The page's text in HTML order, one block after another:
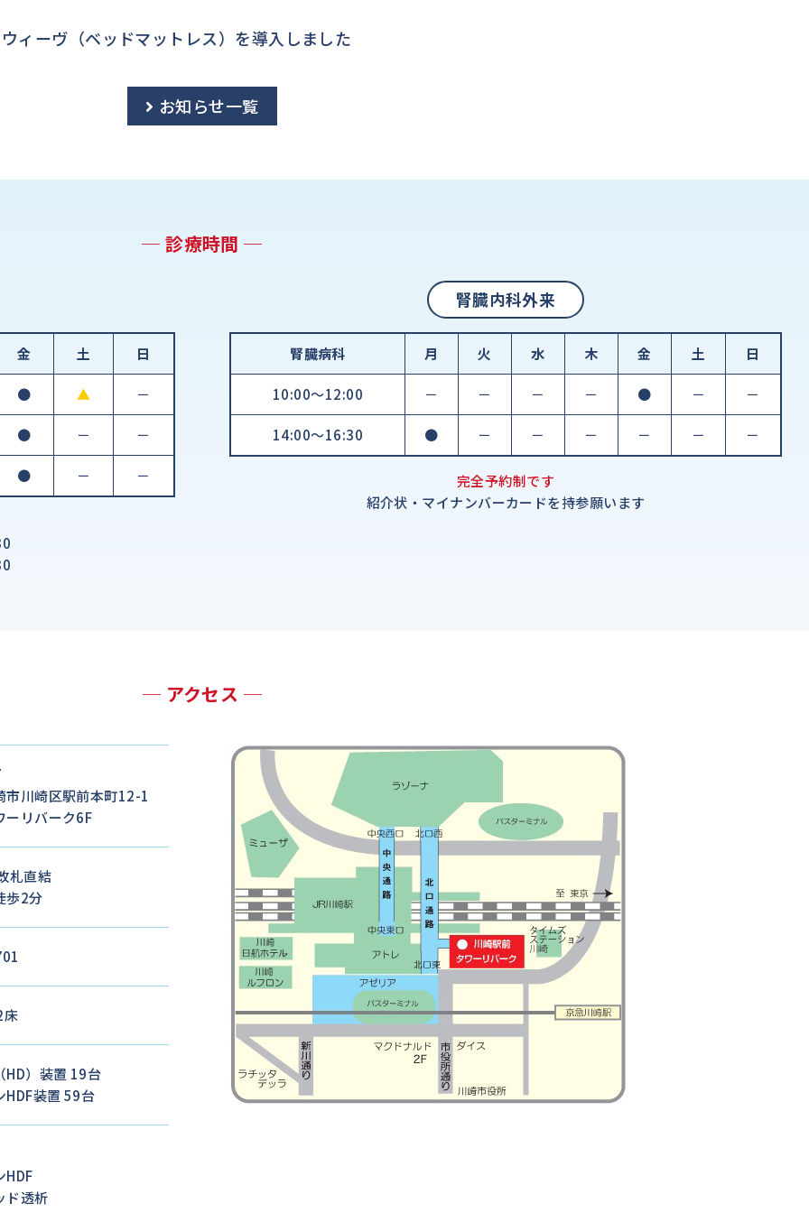
ィーヴ（ベッドマットレス）を導入しました
お知らせ一覧
─ 診療時間 ─
金 土 日
● ▲ －
● － －
● － －
腎臓内科外来
腎臓病科 月 火 水 木 金 土 日
10:00～12:00 － － － － ● － －
14:00～16:30 ● － － － － － －
完全予約制です
紹介状・マイナンバーカードを持参願います
─ アクセス ─
市川崎区駅前本町12-1
ーリバーク6F
札直結
歩2分
床
HD）装置 19台
HDF装置 59台
HDF
ド透析